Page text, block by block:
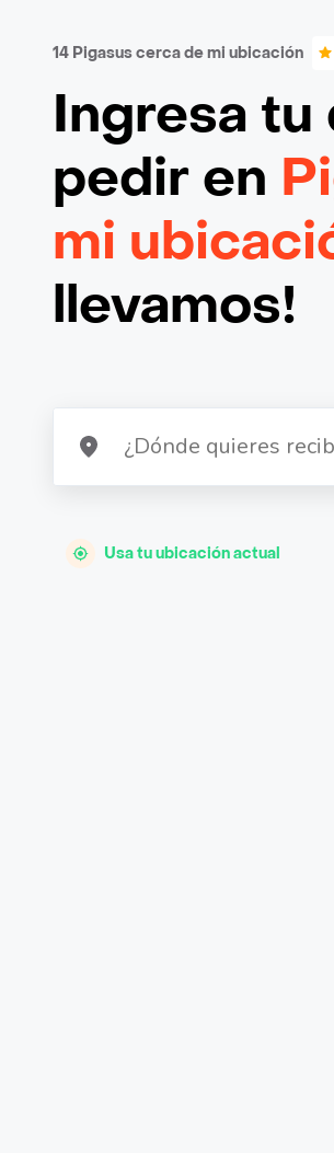
14 Pigasus cerca de mi ubicación
Ingresa
pedir en
mi
llevamos!
Usa tu ubicación actual